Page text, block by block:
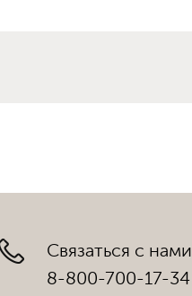
Связаться с нами
8-800-700-17-34